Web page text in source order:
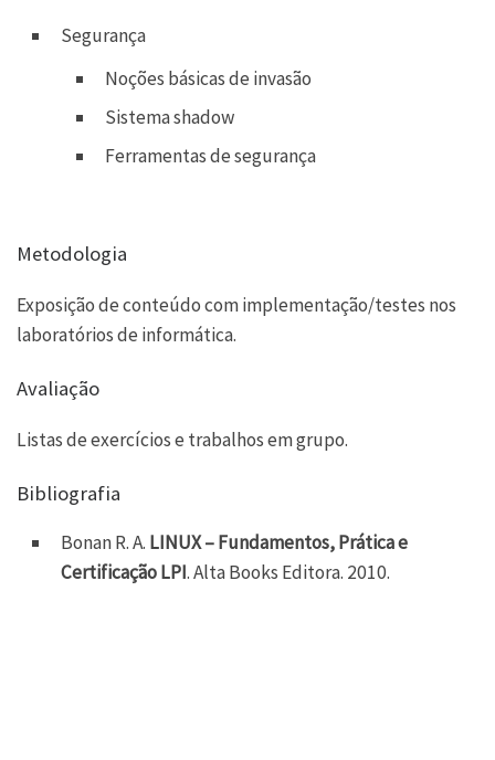
Segurança
Noções básicas de invasão
Sistema shadow
Ferramentas de segurança
Metodologia
Exposição de conteúdo com implementação/testes nos
laboratórios de informática.
Avaliação
Listas de exercícios e trabalhos em grupo.
Bibliografia
Bonan R. A. LINUX – Fundamentos, Prática e
Certificação LPI. Alta Books Editora. 2010.